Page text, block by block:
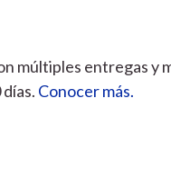
múltiples entregas y
Conocer más.